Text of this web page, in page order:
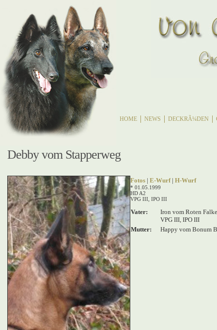
HOME NEWS DECKRÃ¼DEN
Debby vom Stapperweg
Fotos | E-Wurf| H-Wurf
* 01.05.1999
HD A2
VPG III, IPO III
Vater:
Iron vom Roten
VPG III, IPO III
Mutter:
Happy vom Bonum